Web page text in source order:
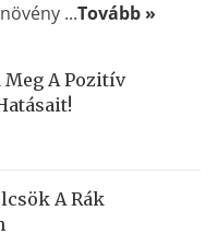
...Tovább »
A Pozitív
A Rák